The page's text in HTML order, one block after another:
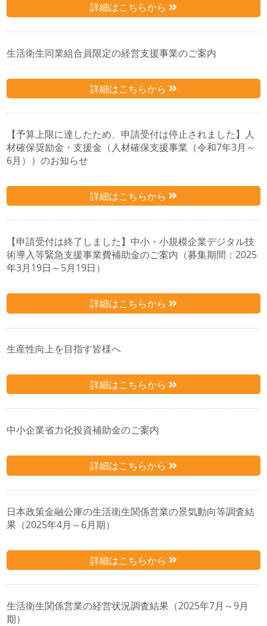
詳細はこちらから
生活衛生同業組合員限定の経営支援事業のご案内
詳細はこちらから
【予算上限に達したため、申請受付は停止されました】人
材確保奨励金・支援金（人材確保支援事業（令和7年3月～
6月））のお知らせ
詳細はこちらから
【申請受付は終了しました】中小・小規模企業デジタル技
術導入等緊急支援事業費補助金のご案内（募集期間：2025
年3月19日～5月19日）
詳細はこちらから
生産性向上を目指す皆様へ
詳細はこちらから
中小企業省力化投資補助金のご案内
詳細はこちらから
日本政策金融公庫の生活衛生関係営業の景気動向等調査結
果（2025年4月～6月期）
詳細はこちらから
生活衛生関係営業の経営状況調査結果（2025年7月～9月
期）